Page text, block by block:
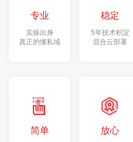
专业
实操出身
真正的懂私域
稳定
5年技术积淀
混合云部署
简单 放心